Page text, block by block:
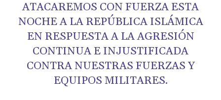
ATACAREMOS CON FUERZA ESTA
NOCHE A LA REPÚBLICA ISLÁMICA
EN RESPUESTA A LA AGRESIÓN
CONTINUA E INJUSTIFICADA
CONTRA NUESTRAS FUERZAS Y
EQUIPOS MILITARES.